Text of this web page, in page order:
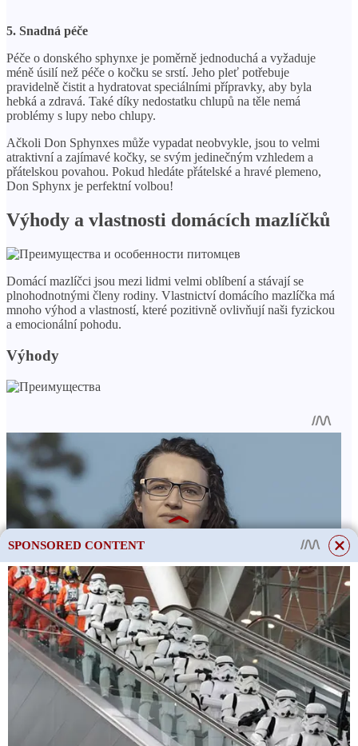
5. Snadná péče
Péče o donského sphynxe je poměrně jednoduchá a vyžaduje
méně úsilí než péče o kočku se srstí. Jeho pleť potřebuje
pravidelně čistit a hydratovat speciálními přípravky, aby byla
hebká a zdravá. Také díky nedostatku chlupů na těle nemá
problémy s lupy nebo chlupy.
Ačkoli Don Sphynxes může vypadat neobvykle, jsou to velmi
atraktivní a zajímavé kočky, se svým jedinečným vzhledem a
přátelskou povahou. Pokud hledáte přátelské a hravé plemeno,
Don Sphynx je perfektní volbou!
Výhody a vlastnosti domácích mazlíčků
Domácí mazlíčci jsou mezi lidmi velmi oblíbení a stávají se
plnohodnotnými členy rodiny. Vlastnictví domácího mazlíčka má
mnoho výhod a vlastností, které pozitivně ovlivňují naši fyzickou
a emocionální pohodu.
Výhody
This site uses cookies to store data. By continuing to use the site, you consent
to the use of these files.
OK
SPONSORED CONTENT